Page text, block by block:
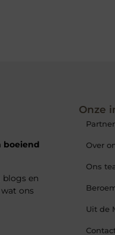
boeiend
blogs en
ons
Onze
Over
Ons
Uit de